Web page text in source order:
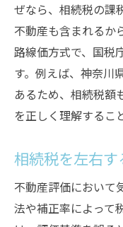
ぜなら、相続税の課
不動産も含まれるか
路線価方式で、国税
す。例えば、神奈川
あるため、相続税額
を正しく理解するこ
相続税を左右
不動産評価において
法や補正率によって